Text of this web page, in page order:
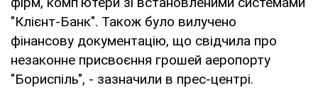
"Клієнт-Банк". Також було вилучено
фінансову документацію, що свідчила про
незаконне присвоєння грошей аеропорту
"Бориспіль", - зазначили в прес-центрі.